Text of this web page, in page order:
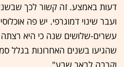
דעות באמצע. זה קשור לכך
ועבר שינוי דמוגרפי. יש פה
עשרים-שלושים שנה כי היא
שהגיעו בשנים האחרונות בגלל
וקרבה לבאר שבע".